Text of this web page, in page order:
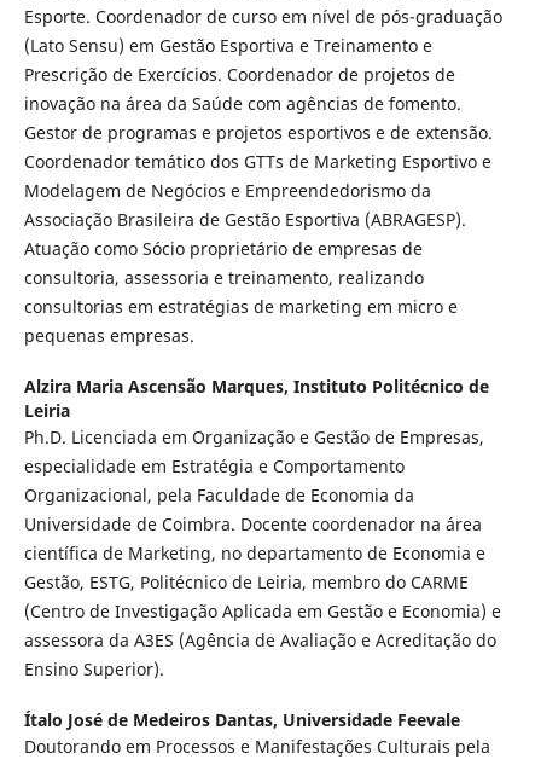
Esporte. Coordenador de curso em nível de pós-graduação
(Lato Sensu) em Gestão Esportiva e Treinamento e
Prescrição de Exercícios. Coordenador de projetos de
inovação na área da Saúde com agências de fomento.
Gestor de programas e projetos esportivos e de extensão.
Coordenador temático dos GTTs de Marketing Esportivo e
Modelagem de Negócios e Empreendedorismo da
Associação Brasileira de Gestão Esportiva (ABRAGESP).
Atuação como Sócio proprietário de empresas de
consultoria, assessoria e treinamento, realizando
consultorias em estratégias de marketing em micro e
pequenas empresas.
Alzira Maria Ascensão Marques, Instituto Politécnico de
Leiria
Ph.D. Licenciada em Organização e Gestão de Empresas,
especialidade em Estratégia e Comportamento
Organizacional, pela Faculdade de Economia da
Universidade de Coimbra. Docente coordenador na área
científica de Marketing, no departamento de Economia e
Gestão, ESTG, Politécnico de Leiria, membro do CARME
(Centro de Investigação Aplicada em Gestão e Economia) e
assessora da A3ES (Agência de Avaliação e Acreditação do
Ensino Superior).
Ítalo José de Medeiros Dantas, Universidade Feevale
Doutorando em Processos e Manifestações Culturais pela